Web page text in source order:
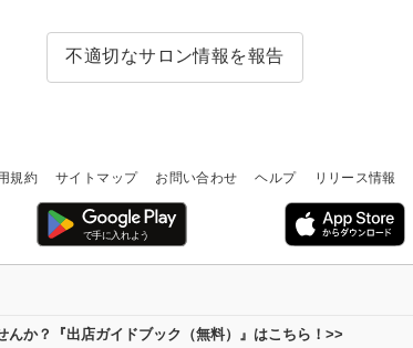
不適切なサロン情報を報告
規約 サイトマップ お問い合わせ ヘルプ リリース情報
んか？『出店ガイドブック（無料）』はこちら！>>